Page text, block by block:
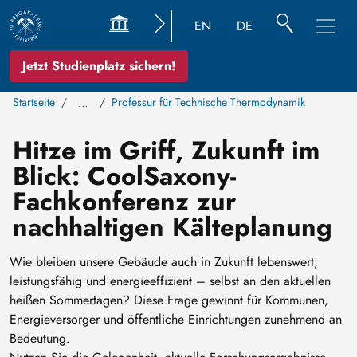
Jetzt Studienplatz sichern!
EN DE
Startseite … Professur für Technische Thermodynamik
Hitze im Griff, Zukunft im
Blick: CoolSaxony-
Fachkonferenz zur
nachhaltigen Kälteplanung
Wie bleiben unsere Gebäude auch in Zukunft lebenswert,
leistungsfähig und energieeffizient – selbst an den aktuellen
heißen Sommertagen? Diese Frage gewinnt für Kommunen,
Energieversorger und öffentliche Einrichtungen zunehmend an
Bedeutung.